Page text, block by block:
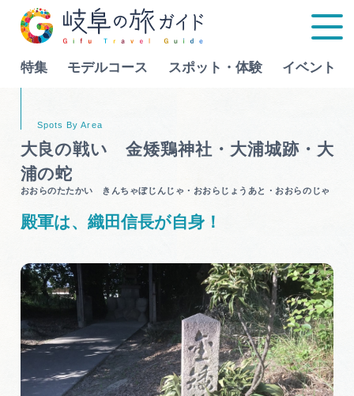
特集 モデルコース スポット・体験 イベント
特集
モデルコース
スポット・体験
イベント
グルメ
旅の予約
Language
行きたいリストを見る
大良の戦い 金矮鶏神社・大浦城跡・大
浦の蛇
おおらのたたかい きんちゃぼじんじゃ・おおらじょうあと・おおらのじゃ
殿軍は、織田信長が自身！